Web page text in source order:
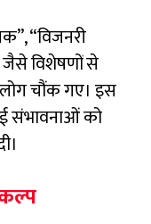
“विजनरी
जैसे विशेषणों से
चौंक गए। इस
संभावनाओं को